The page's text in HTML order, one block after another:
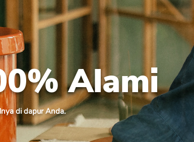
Alami
di dapur Anda.